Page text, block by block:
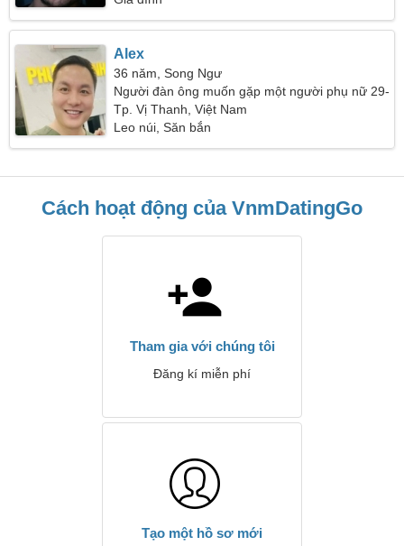
Alex
36 năm, Song Ngư
Người đàn ông muốn gặp một người phụ nữ 29-
34
Tp. Vị Thanh, Việt Nam
Leo núi, Săn bắn
Cách hoạt động của VnmDatingGo
Tham gia với chúng tôi
Đăng kí miễn phí
Tạo một hồ sơ mới